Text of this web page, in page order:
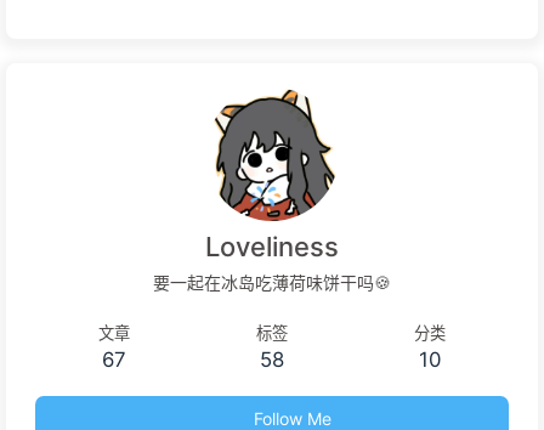
Loveliness
要一起在冰岛吃薄荷味饼干吗🍪
文章
67
标签
58
分类
10
Follow Me